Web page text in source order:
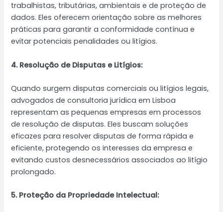
trabalhistas, tributárias, ambientais e de proteção de
dados. Eles oferecem orientação sobre as melhores
práticas para garantir a conformidade contínua e
evitar potenciais penalidades ou litígios.
4. Resolução de Disputas e Litígios:
Quando surgem disputas comerciais ou litígios legais,
advogados de consultoria jurídica em Lisboa
representam as pequenas empresas em processos
de resolução de disputas. Eles buscam soluções
eficazes para resolver disputas de forma rápida e
eficiente, protegendo os interesses da empresa e
evitando custos desnecessários associados ao litígio
prolongado.
5. Proteção da Propriedade Intelectual: